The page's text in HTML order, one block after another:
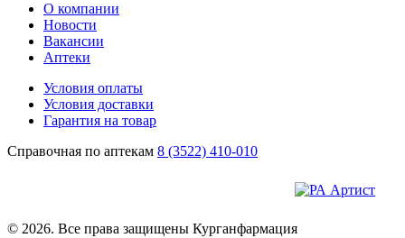
О компании
Новости
Вакансии
Аптеки
Условия оплаты
Условия доставки
Гарантия на товар
Справочная по аптекам 8 (3522) 410-010
© 2026. Все права защищены Курганфармация